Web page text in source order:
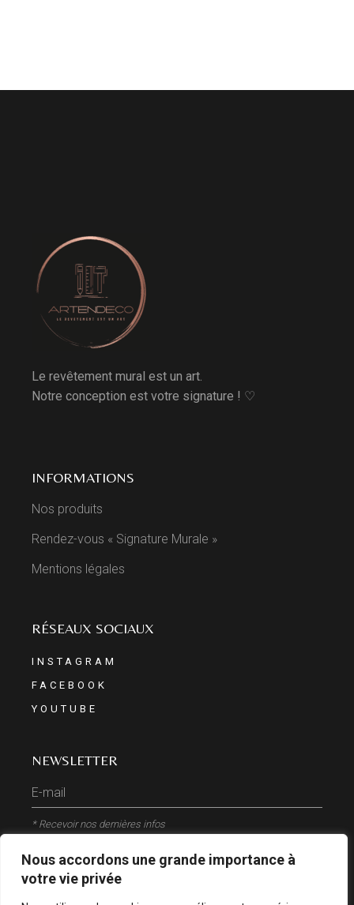
Nous accordons une grande importance à
votre vie privée
Le revêtement mural est un art.
Notre conception est votre signature ! ♡
INFORMATIONS
Nos produits
Rendez-vous « Signature Murale »
Mentions légales
RÉSEAUX SOCIAUX
INSTAGRAM
FACEBOOK
YOUTUBE
NEWSLETTER
* Recevoir nos dernières infos
ENVOYER